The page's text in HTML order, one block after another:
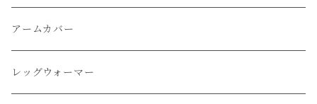
くるぶし丈ソックス
アームカバー
レッグウォーマー